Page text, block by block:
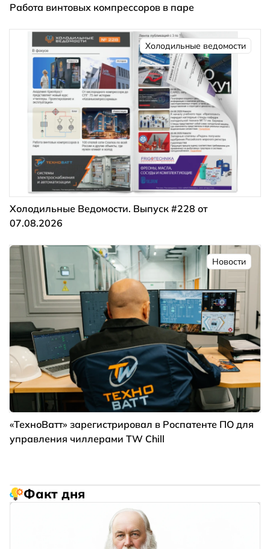
Работа винтовых компрессоров в паре
Холодильные ведомости
Холодильные Ведомости. Выпуск #228 от
07.08.2026
Новости
«ТехноВатт» зарегистрировал в Роспатенте ПО для
управления чиллерами TW Chill
Факт дня